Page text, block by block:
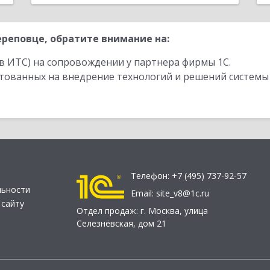
обратите внимание на:
ИТС) на сопровождении у партнера фирмы 1С.
на внедрение технологий и решений
Телефон: +7 (495) 737-92-57
Email: site_v8@1c.ru
Отдел продаж: г. Москва, улица
Селезнёвская, дом 21